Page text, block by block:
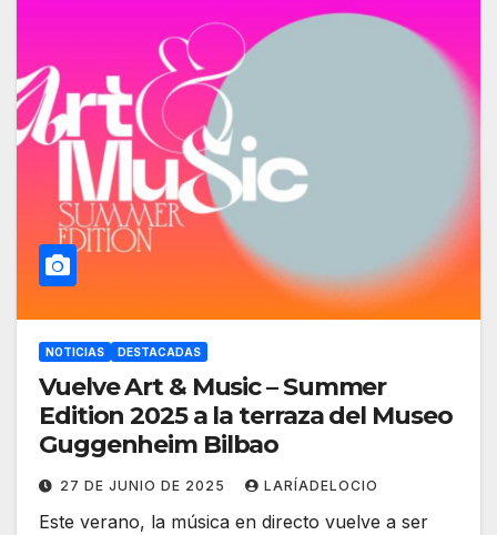
NOTICIAS DESTACADAS
Vuelve Art & Music – Summer
Edition 2025 a la terraza del Museo
Guggenheim Bilbao
27 DE JUNIO DE 2025 LARÍADELOCIO
Este verano, la música en directo vuelve a ser